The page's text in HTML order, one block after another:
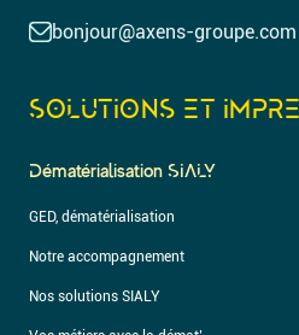
bonjour@axens-groupe.com
SOLUTIONS ET
Dématérialisation SIALY
GED, dématérialisation
Notre accompagnement
Nos solutions SIALY